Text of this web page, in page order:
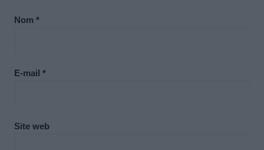
Nom *
E-mail *
Site web